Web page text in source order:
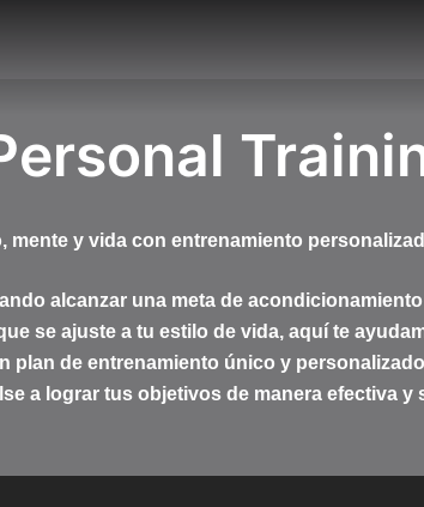
mente y vida con entrenamiento
alcanzar una meta de
se ajuste a tu estilo de vida, aquí te
plan de entrenamiento único y
a lograr tus objetivos de manera efectiva y